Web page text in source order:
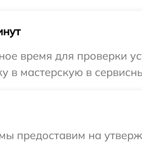
время для проверки
в мастерскую в
предоставим на